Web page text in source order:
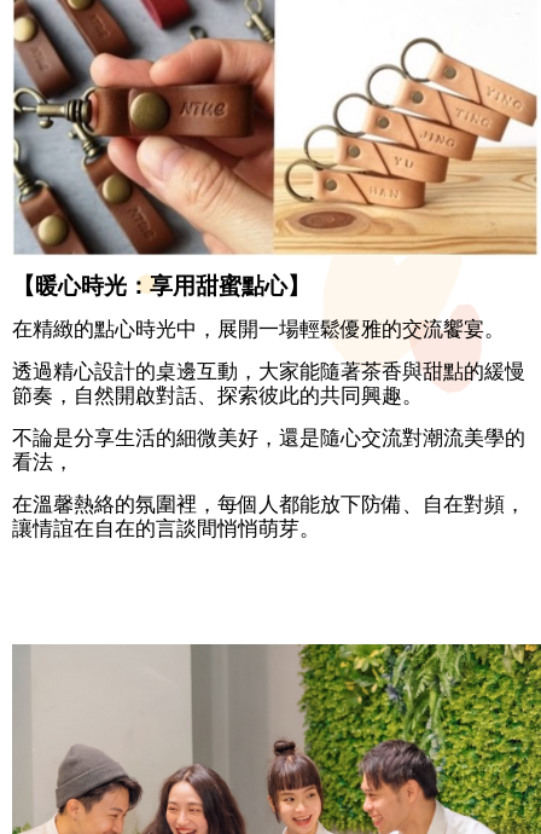
站
導
覽
聯
絡
我
們
隱
私
權
及
訊
安
全
政
策
政
【暖心時光：享用甜蜜點心】
在精緻的點心時光中，展開一場輕鬆優雅的交流饗宴。
透過精心設計的桌邊互動，大家能隨著茶香與甜點的緩慢
節奏，自然開啟對話、探索彼此的共同興趣。
不論是分享生活的細微美好，還是隨心交流對潮流美學的
看法，
在溫馨熱絡的氛圍裡，每個人都能放下防備、自在對頻，
讓情誼在自在的言談間悄悄萌芽。